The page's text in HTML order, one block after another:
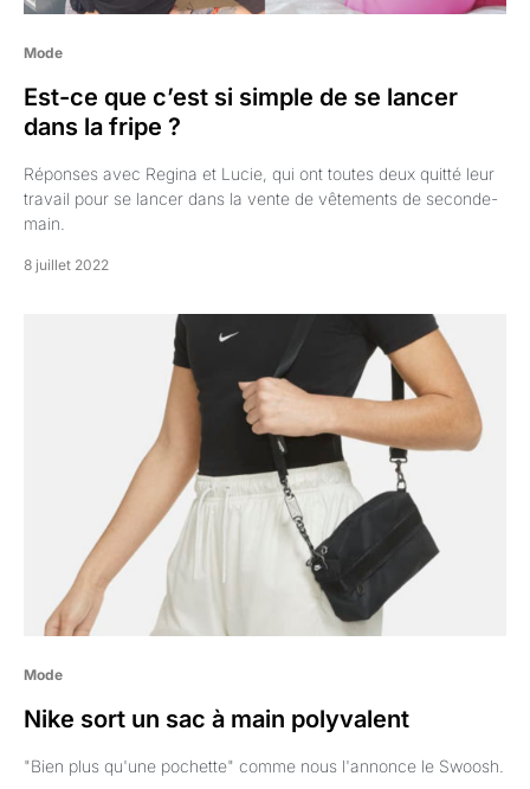
Mode
Est-ce que c’est si simple de se lancer
dans la fripe ?
Réponses avec Regina et Lucie, qui ont toutes deux quitté leur
travail pour se lancer dans la vente de vêtements de seconde-
main.
8 juillet 2022
Mode
Nike sort un sac à main polyvalent
"Bien plus qu'une pochette" comme nous l'annonce le Swoosh.